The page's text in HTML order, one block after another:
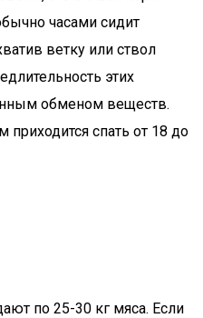
часами сидит
ветку или ствол
этих
обменом веществ.
спать от 18 до
по 25-30 кг мяса. Если